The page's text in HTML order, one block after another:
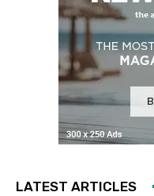
LATEST ARTICLES